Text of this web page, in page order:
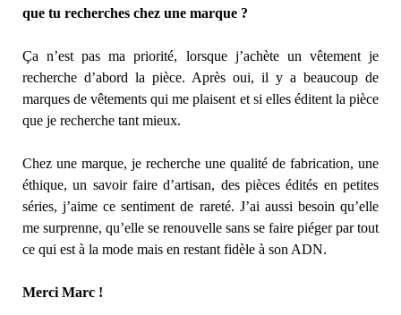
que tu recherches chez une marque ?
Ça n’est pas ma priorité, lorsque j’achète un vêtement je
recherche d’abord la pièce. Après oui, il y a beaucoup de
marques de vêtements qui me plaisent et si elles éditent la pièce
que je recherche tant mieux.
Chez une marque, je recherche une qualité de fabrication, une
éthique, un savoir faire d’artisan, des pièces édités en petites
séries, j’aime ce sentiment de rareté. J’ai aussi besoin qu’elle
me surprenne, qu’elle se renouvelle sans se faire piéger par tout
ce qui est à la mode mais en restant fidèle à son ADN.
Merci Marc !